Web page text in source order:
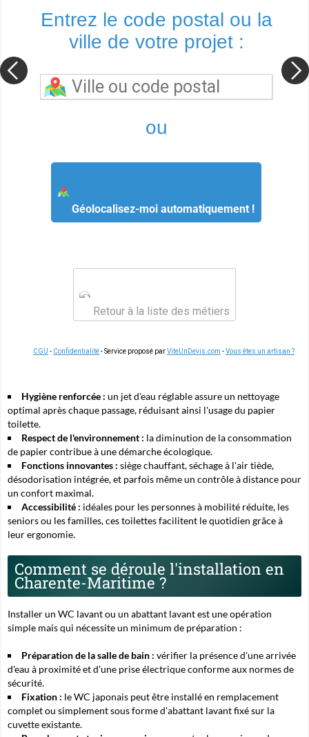
Entrez le code postal ou la
ville de votre projet :
ou
Géolocalisez-moi automatiquement !
Retour à la liste des métiers
CGU - Confidentialité- Service proposé parViteUnDevis.com -Vous êtes un artisan ?
Hygiène renforcée : un jet d'eau réglable assure un nettoyage
optimal après chaque passage, réduisant ainsi l'usage du papier
toilette.
Respect de l'environnement : la diminution de la consommation
de papier contribue à une démarche écologique.
Fonctions innovantes : siège chauffant, séchage à l'air tiède,
désodorisation intégrée, et parfois même un contrôle à distance pour
un confort maximal.
Accessibilité : idéales pour les personnes à mobilité réduite, les
seniors ou les familles, ces toilettes facilitent le quotidien grâce à
leur ergonomie.
Comment se déroule l'installation en
Charente-Maritime ?
Installer un WC lavant ou un abattant lavant est une opération
simple mais qui nécessite un minimum de préparation :
Préparation de la salle de bain : vérifier la présence d'une arrivée
d'eau à proximité et d'une prise électrique conforme aux normes de
sécurité.
Fixation : le WC japonais peut être installé en remplacement
complet ou simplement sous forme d'abattant lavant fixé sur la
cuvette existante.